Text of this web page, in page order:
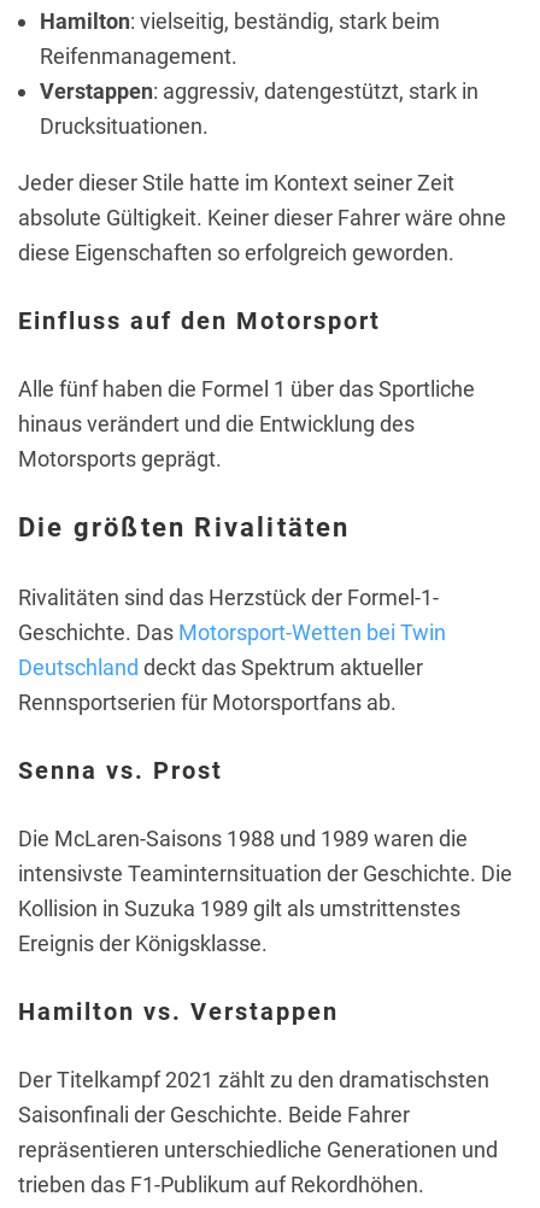
Hamilton: vielseitig, beständig, stark beim
Reifenmanagement.
Verstappen: aggressiv, datengestützt, stark in
Drucksituationen.
Jeder dieser Stile hatte im Kontext seiner Zeit
absolute Gültigkeit. Keiner dieser Fahrer wäre ohne
diese Eigenschaften so erfolgreich geworden.
Einfluss auf den Motorsport
Alle fünf haben die Formel 1 über das Sportliche
hinaus verändert und die Entwicklung des
Motorsports geprägt.
Die größten Rivalitäten
Rivalitäten sind das Herzstück der Formel-1-
Geschichte. Das Motorsport-Wetten bei Twin
Deutschland deckt das Spektrum aktueller
Rennsportserien für Motorsportfans ab.
Senna vs. Prost
Die McLaren-Saisons 1988 und 1989 waren die
intensivste Teaminternsituation der Geschichte. Die
Kollision in Suzuka 1989 gilt als umstrittenstes
Ereignis der Königsklasse.
Hamilton vs. Verstappen
Der Titelkampf 2021 zählt zu den dramatischsten
Saisonfinali der Geschichte. Beide Fahrer
repräsentieren unterschiedliche Generationen und
trieben das F1-Publikum auf Rekordhöhen.